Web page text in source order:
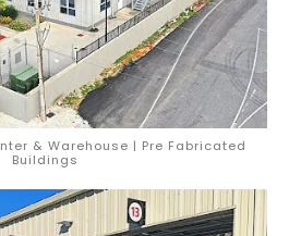
& Warehouse | Pre Fabricated
Buildings